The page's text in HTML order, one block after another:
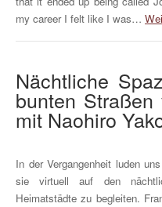
my career I felt like I was…
Nächtliche
bunten
mit Naohiro
In der Vergangenheit luden
sie virtuell auf den
Heimatstädte zu begleiten.